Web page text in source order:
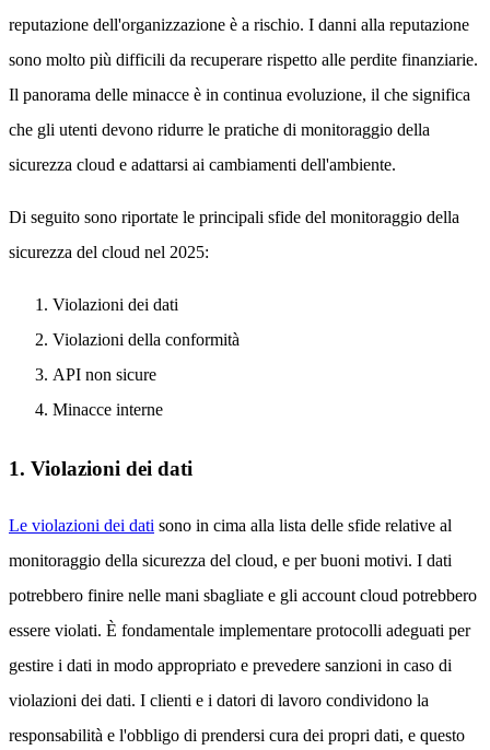
reputazione dell'organizzazione è a rischio. I danni alla reputazione
sono molto più difficili da recuperare rispetto alle perdite finanziarie.
Il panorama delle minacce è in continua evoluzione, il che significa
che gli utenti devono ridurre le pratiche di monitoraggio della
sicurezza cloud e adattarsi ai cambiamenti dell'ambiente.
Di seguito sono riportate le principali sfide del monitoraggio della
sicurezza del cloud nel 2025:
Violazioni dei dati
Violazioni della conformità
API non sicure
Minacce interne
1. Violazioni dei dati
Le violazioni dei dati sono in cima alla lista delle sfide relative al
monitoraggio della sicurezza del cloud, e per buoni motivi. I dati
potrebbero finire nelle mani sbagliate e gli account cloud potrebbero
essere violati. È fondamentale implementare protocolli adeguati per
gestire i dati in modo appropriato e prevedere sanzioni in caso di
violazioni dei dati. I clienti e i datori di lavoro condividono la
responsabilità e l'obbligo di prendersi cura dei propri dati, e questo